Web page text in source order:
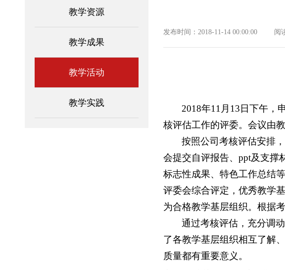
教学资源
教学成果
教学活动
教学实践
发布时间：2018-11-14 00:00:00 阅
2018年11月13日下午，
核评估工作的评委。会议由
按照公司考核评估安排
会提交自评报告、ppt及支撑
标志性成果、特色工作总结
评委会综合评定，优秀教学
为合格教学基层组织。根据
通过考核评估，充分调
了各教学基层组织相互了解
质量都有重要意义。